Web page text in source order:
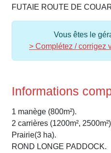
FUTAIE ROUTE DE
Vous êtes le
> Complétez / corrigez
Informations
1 manège (800m²).
2 carrières (1200m²,
Prairie(3 ha).
ROND LONGE PADDOCK.